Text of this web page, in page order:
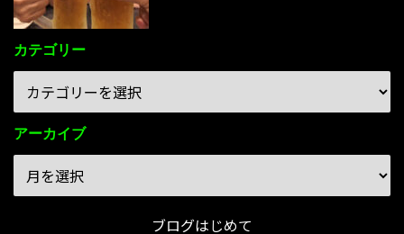
カテゴリー
アーカイブ
ブログはじめて